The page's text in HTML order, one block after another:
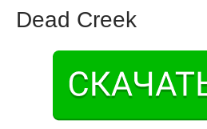
Dead Creek